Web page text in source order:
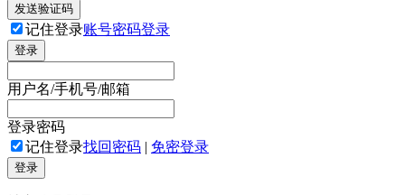
发送验证码
记住登录账号密码登录
登录
用户名/手机号/邮箱
登录密码
记住登录找回密码 | 免密登录
登录